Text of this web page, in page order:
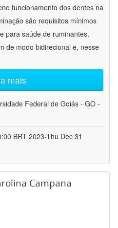
funcionamento dos dentes na
são requisitos mínimos
para saúde de ruminantes.
de modo bidirecional e, nesse
mais
Federal de Goiás - GO -
BRT 2023-Thu Dec 31
Campana